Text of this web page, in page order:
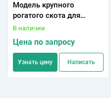
Модель крупного
рогатого скота для
иглоукалывание
В наличии
Цена по запросу
Узнать цену Написать